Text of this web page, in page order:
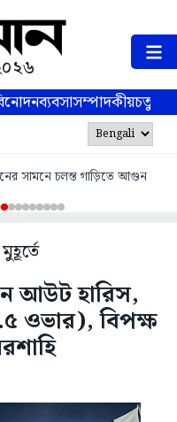
ব্যবসাসম্পাদকীয়
সামনে চলন্ত গাড়িতে আগুন
আউট হারিস,
ওভার), বিপক্ষ